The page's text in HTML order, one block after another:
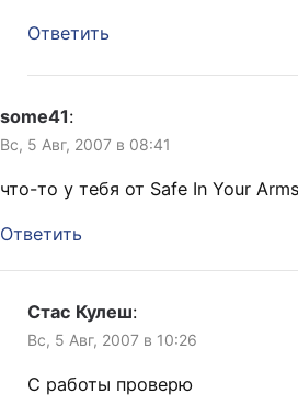
Ответить
some41:
Вс, 5 Авг, 2007 в 08:41
что-то у тебя от Safe In Your
Ответить
Стас Кулеш:
Вс, 5 Авг, 2007 в 10:26
C работы проверю